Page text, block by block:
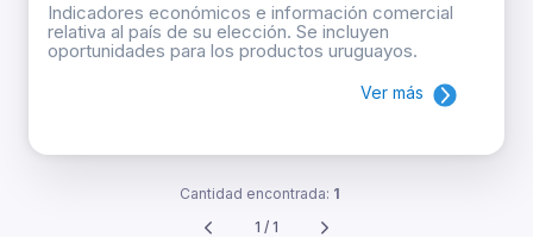
Indicadores económicos e información comercial
relativa al país de su elección. Se incluyen
oportunidades para los productos uruguayos.
Ver más
Cantidad encontrada: 1
1 / 1